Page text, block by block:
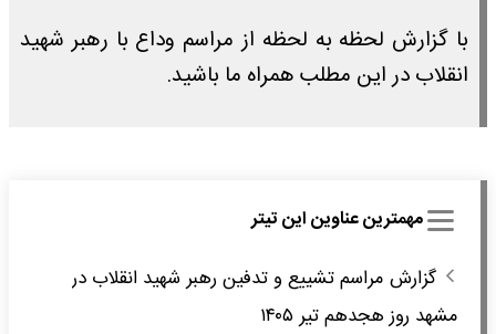
با گزارش لحظه به لحظه از مراسم وداع با رهبر شهید
انقلاب در این مطلب همراه ما باشید.
مهمترین عناوین این تیتر
گزارش مراسم تشییع و تدفین رهبر شهید انقلاب در
مشهد روز هجدهم تیر ۱۴۰۵